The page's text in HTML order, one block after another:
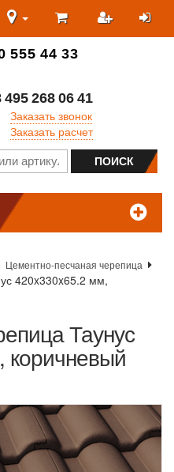
555 44 33
268 06 41
Заказать звонок
Заказать расчет
Цементно-песчаная черепица
420x330x65.2 мм,
Таунус